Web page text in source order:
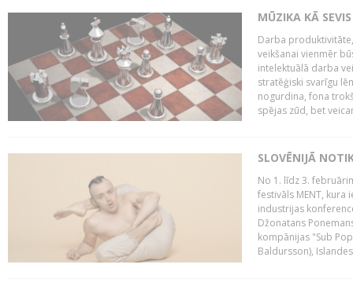
MŪZIKA KĀ
Darba
veikšanai vienmēr
intelektuālā darba
stratēģiski svarīgu
nogurdina, fona
spējas zūd, bet
SLOVĒNIJĀ
No 1. līdz 3.
festivāls MENT, kura
industrijas
Džonatans
kompānijas "Sub
Baldursson),